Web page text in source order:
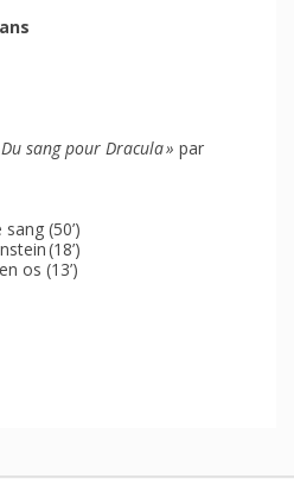
Du sang pour Dracula » par
(50’)
(18’)
os (13’)